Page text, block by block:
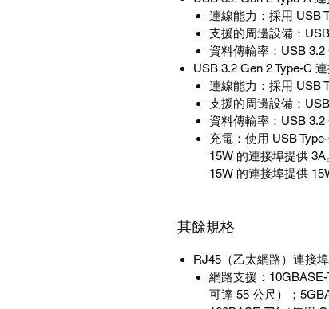
連線能力：採用 USB
支援的周邊設備：
資料傳輸率： USB 3.2
USB 3.2 Gen 2 Type-C
連線能力：採用 USB
支援的周邊設備：
資料傳輸率： USB 3.2
充電：使用 USB
15W 的連接埠提供 3A
15W 的連接埠提供
其餘規格
RJ45 （乙太網路）連接埠
網路支援：
可達 55 公尺）；